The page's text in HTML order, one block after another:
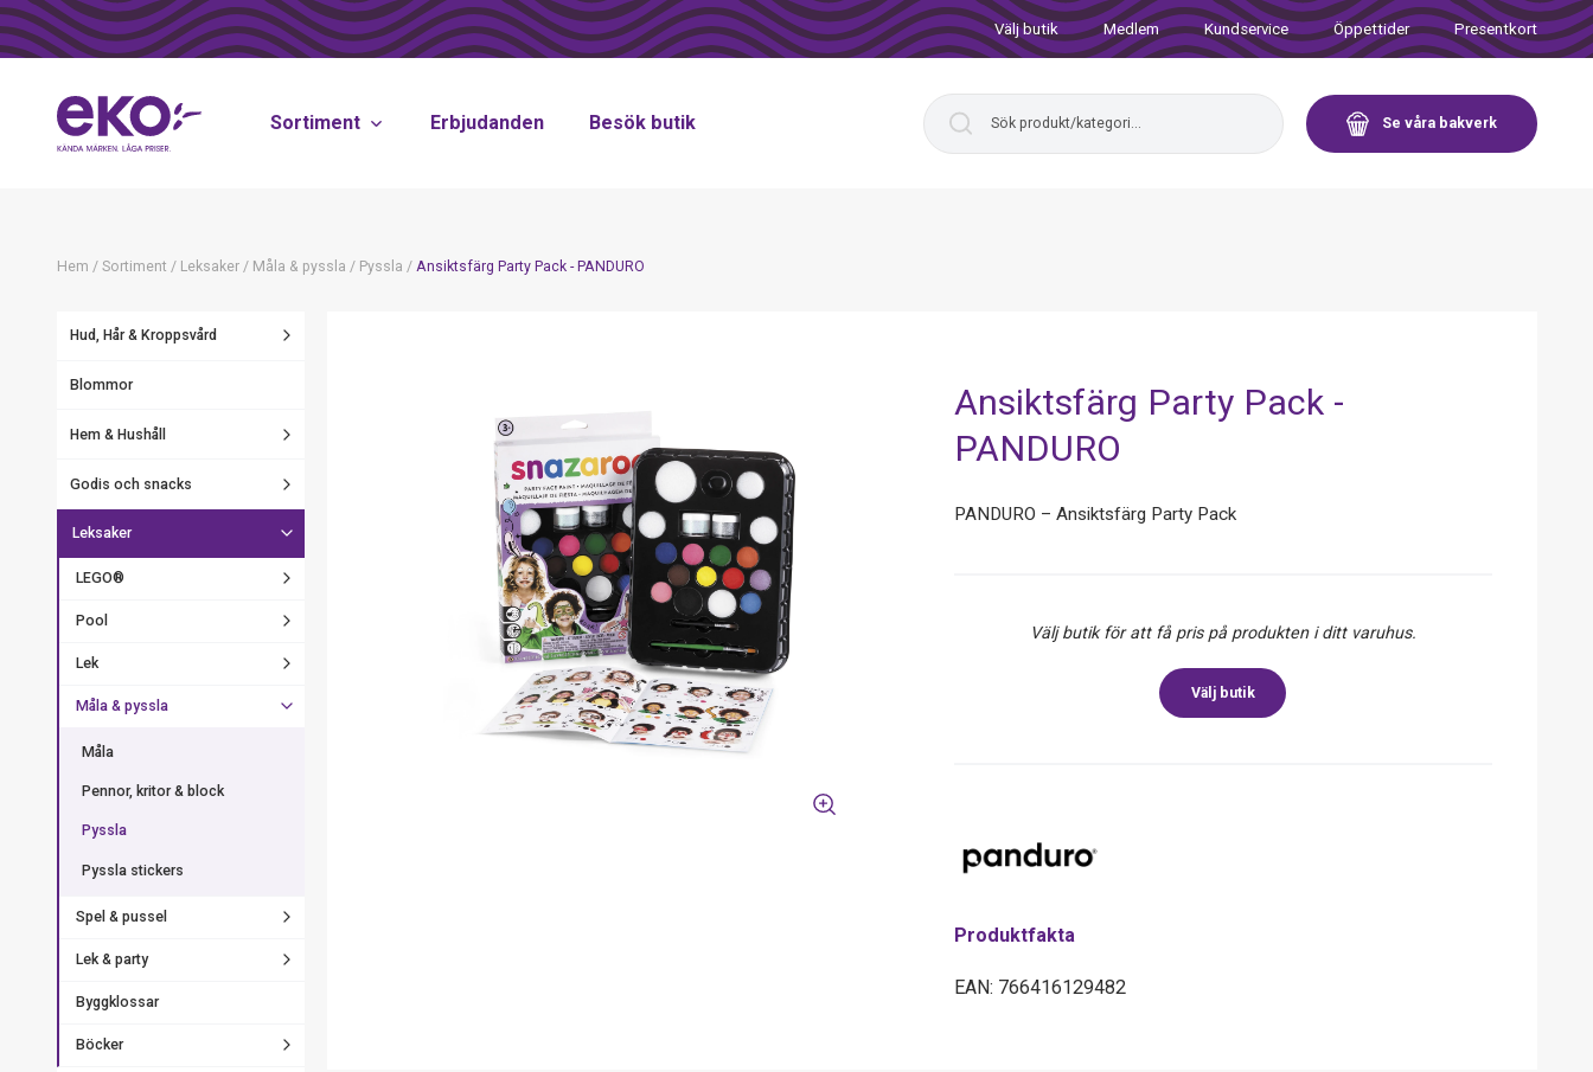
Välj butik Medlem Kundservice Öppettider Presentkort
Sortiment Erbjudanden Besök butik Se våra bakverk
Hem / Sortiment / Leksaker / Måla & pyssla / Pyssla / Ansiktsfärg Party Pack - PANDURO
Hud, Hår & Kroppsvård
Blommor
Hem & Hushåll
Godis och snacks
Leksaker
LEGO®
Pool
Lek
Måla & pyssla
Måla
Pennor, kritor & block
Pyssla
Pyssla stickers
Spel & pussel
Lek & party
Byggklossar
Böcker
Ansiktsfärg Party Pack -
PANDURO
PANDURO – Ansiktsfärg Party Pack
Välj butik för att få pris på produkten i ditt varuhus.
Välj butik
Produktfakta
EAN: 766416129482